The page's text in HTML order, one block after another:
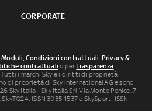
CORPORATE
Moduli, Condizioni contrattuali, Privacy &
contrattuali o pertrasparenza
Tutti i marchi Sky e i diritti di proprietà
di proprietà di Sky international AG e sono
Sky Italia - Sky Italia Srl Via Monte Penice, 7 -
ISSN 3035-1537 e SkySport: ISSN